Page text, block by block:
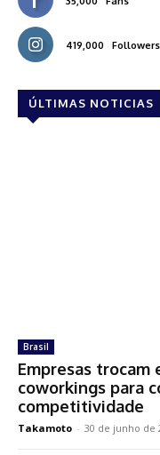
419,000 Followers
ÚLTIMAS NOTICIAS
Brasil
Empresas
coworkings para
competitividade
Takamoto - 30 de junho de